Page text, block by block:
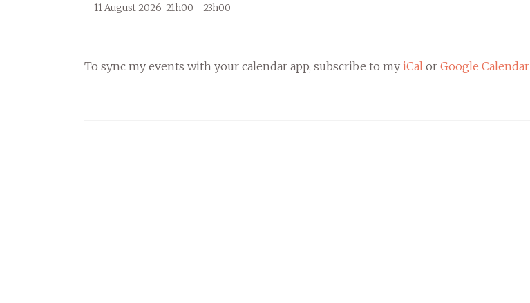
11 August 2026 21h00 - 23h00
To sync my events with your calendar app, subscribe to my iCal or Google Calendar